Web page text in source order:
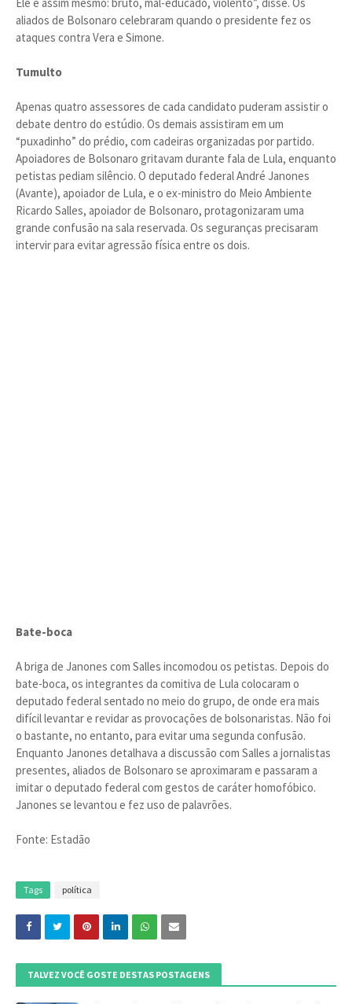
aliados de Bolsonaro celebraram quando o presidente fez os
ataques contra Vera e Simone.
Tumulto
Apenas quatro assessores de cada candidato puderam assistir o
debate dentro do estúdio. Os demais assistiram em um
“puxadinho” do prédio, com cadeiras organizadas por partido.
Apoiadores de Bolsonaro gritavam durante fala de Lula, enquanto
petistas pediam silêncio. O deputado federal André Janones
(Avante), apoiador de Lula, e o ex-ministro do Meio Ambiente
Ricardo Salles, apoiador de Bolsonaro, protagonizaram uma
grande confusão na sala reservada. Os seguranças precisaram
intervir para evitar agressão física entre os dois.
Bate-boca
A briga de Janones com Salles incomodou os petistas. Depois do
bate-boca, os integrantes da comitiva de Lula colocaram o
deputado federal sentado no meio do grupo, de onde era mais
difícil levantar e revidar as provocações de bolsonaristas. Não foi
o bastante, no entanto, para evitar uma segunda confusão.
Enquanto Janones detalhava a discussão com Salles a jornalistas
presentes, aliados de Bolsonaro se aproximaram e passaram a
imitar o deputado federal com gestos de caráter homofóbico.
Janones se levantou e fez uso de palavrões.
Fonte: Estadão
Tags política
TALVEZ VOCÊ GOSTE DESTAS POSTAGENS